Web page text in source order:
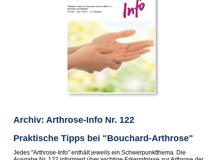
Archiv: Arthrose-Info Nr. 122
Praktische Tipps bei "Bouchard-Arthrose"
Jedes "Arthrose-Info" enthält jeweils ein Schwerpunktthema. Die